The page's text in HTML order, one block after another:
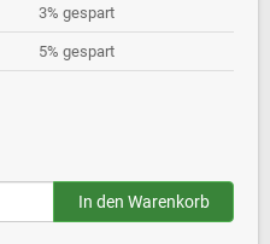
3% gespart
5% gespart